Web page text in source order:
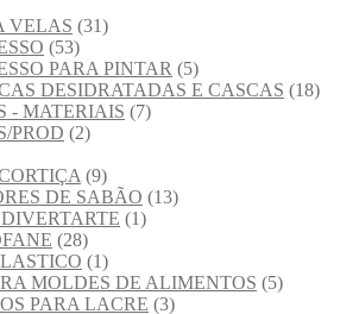
VELAS (31)
(53)
PARA PINTAR (5)
DESIDRATADAS E CASCAS (18)
- MATERIAIS (7)
PROD (2)
(9)
DE SABÃO (13)
(1)
(28)
(1)
MOLDES DE ALIMENTOS (5)
PARA LACRE (3)